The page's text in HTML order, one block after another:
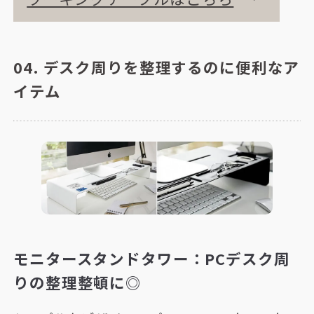
04. デスク周りを整理するのに便利なア
イテム
モニタースタンドタワー：PCデスク周
りの整理整頓に◎